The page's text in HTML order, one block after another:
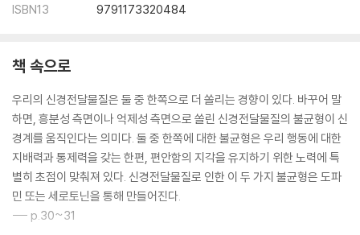
11. 운동하고 숙면하는 사피엔스
머시와 쉴라에게 주어진 숙제
각성과의 관계성을 강화 도구로 활용하기
공격형을 일으켜 움직이기
계속 책임지게 하기
수면 부족
자신에게 필요한 나머지 취하기
상호작용하는 생활방식의 변화
12. 스트레스 줄타기
ISBN13
9791173320484
책 속으로
우리의 신경전달물질은 둘 중 한쪽으로 더 쏠리는 경향이 있다. 바꾸어 말
하면, 흥분성 측면이나 억제성 측면으로 쏠린 신경전달물질의 불균형이 신
경계를 움직인다는 의미다. 둘 중 한쪽에 대한 불균형은 우리 행동에 대한
지배력과 통제력을 갖는 한편, 편안함의 지각을 유지하기 위한 노력에 특
별히 초점이 맞춰져 있다. 신경전달물질로 인한 이 두 가지 불균형은 도파
민 또는 세로토닌을 통해 만들어진다.
--- p.30~31